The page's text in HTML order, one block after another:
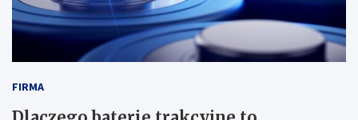
FIRMA